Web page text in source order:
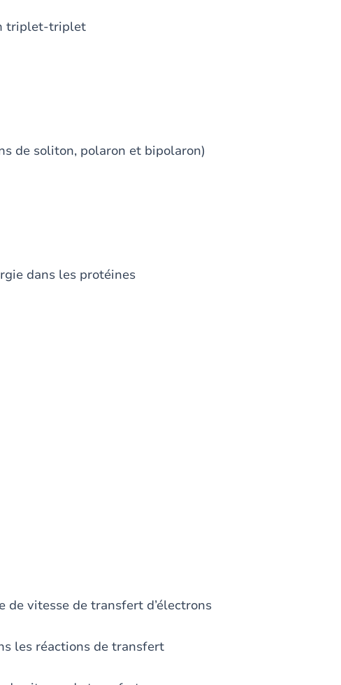
triplet-triplet
soliton, polaron et bipolaron)
dans les protéines
vitesse de transfert d’électrons
réactions de transfert